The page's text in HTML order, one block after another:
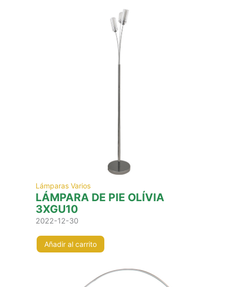
Lámparas Varios
LÁMPARA DE PIE OLÍVIA
3XGU10
2022-12-30
Añadir al carrito